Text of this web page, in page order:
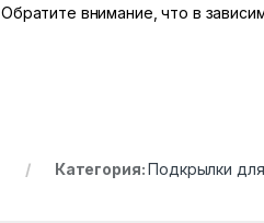
Обратите внимание, что в
Категория:Подкрылки